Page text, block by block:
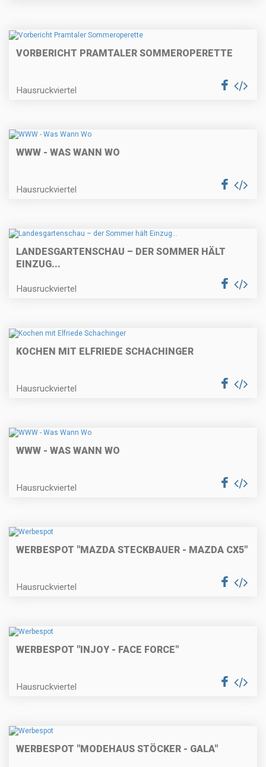
VORBERICHT PRAMTALER SOMMEROPERETTE
Hausruckviertel
WWW - WAS WANN WO
Hausruckviertel
LANDESGARTENSCHAU – DER SOMMER HÄLT
EINZUG...
Hausruckviertel
KOCHEN MIT ELFRIEDE SCHACHINGER
Hausruckviertel
WWW - WAS WANN WO
Hausruckviertel
WERBESPOT "MAZDA STECKBAUER - MAZDA CX5"
Hausruckviertel
WERBESPOT "INJOY - FACE FORCE"
Hausruckviertel
WERBESPOT "MODEHAUS STÖCKER - GALA"